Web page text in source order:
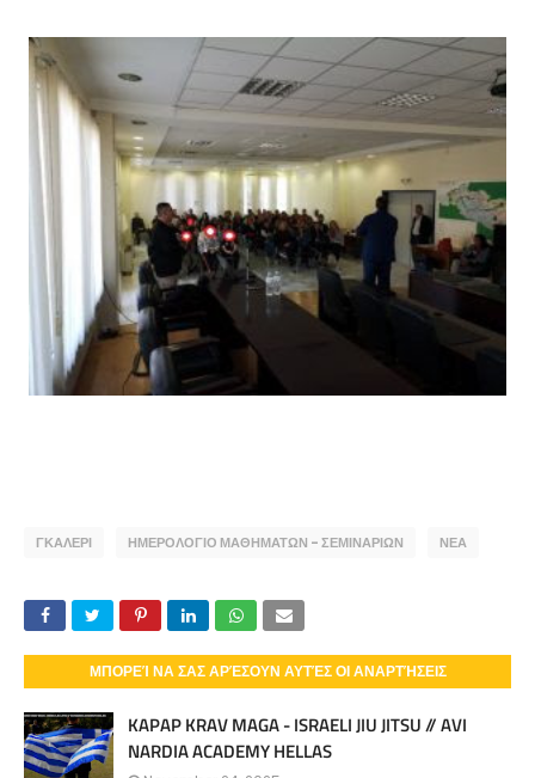
ΓΚΑΛΕΡΙ ΗΜΕΡΟΛΟΓΙΟ ΜΑΘΗΜΑΤΩΝ - ΣΕΜΙΝΑΡΙΩΝ ΝΕΑ
ΜΠΟΡΕΊ ΝΑ ΣΑΣ ΑΡΈΣΟΥΝ ΑΥΤΈΣ ΟΙ ΑΝΑΡΤΉΣΕΙΣ
KAPAP KRAV MAGA - ISRAELI JIU JITSU // AVI
NARDIA ACADEMY HELLAS